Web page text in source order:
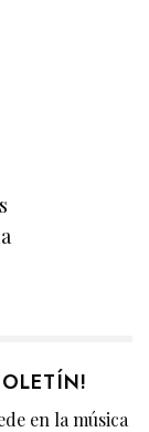
en la música